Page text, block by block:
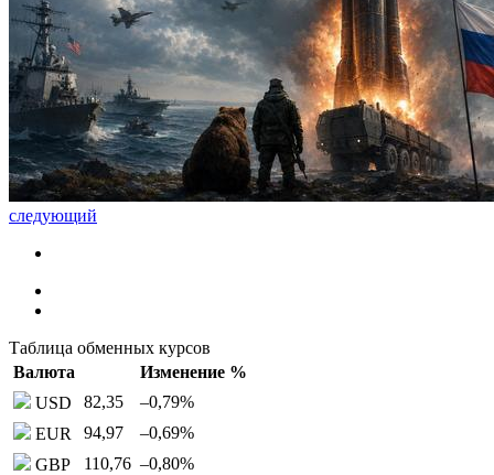
следующий
Таблица обменных курсов
Валюта
Изменение %
USD
82,35 –0,79%
EUR
94,97 –0,69%
GBP
110,76 –0,80%